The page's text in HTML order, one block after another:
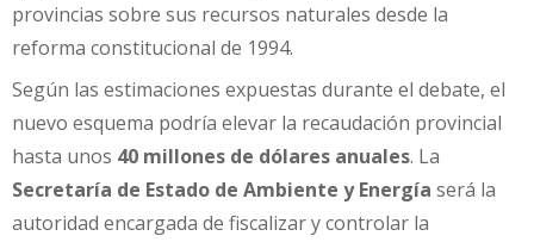
provincias sobre sus recursos naturales desde la
reforma constitucional de 1994.
Según las estimaciones expuestas durante el debate, el
nuevo esquema podría elevar la recaudación provincial
hasta unos 40 millones de dólares anuales. La
Secretaría de Estado de Ambiente y Energía será la
autoridad encargada de fiscalizar y controlar la